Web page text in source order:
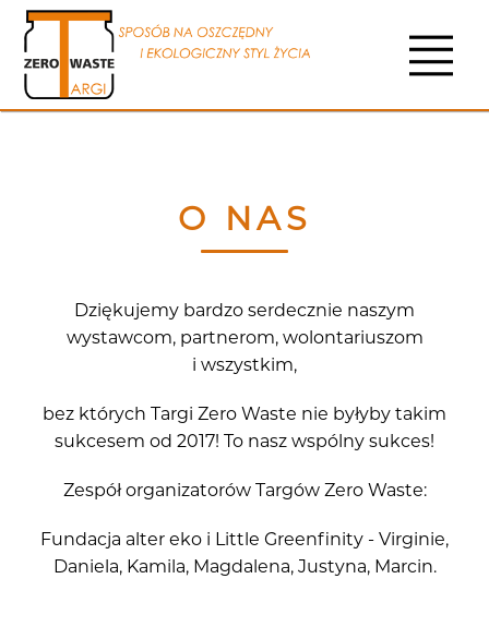
O NAS
Dziękujemy bardzo serdecznie naszym
wystawcom, partnerom, wolontariuszom
i wszystkim,
bez których Targi Zero Waste nie byłyby takim
sukcesem od 2017! To nasz wspólny sukces!
Zespół organizatorów Targów Zero Waste:
Fundacja alter eko i Little Greenfinity - Virginie,
Daniela, Kamila, Magdalena, Justyna, Marcin.